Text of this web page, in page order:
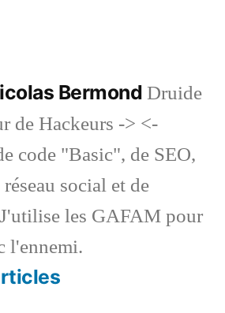
Bermond Druide
de Hackeurs -> <-
code "Basic", de SEO,
social et de
les GAFAM pour
l'ennemi.